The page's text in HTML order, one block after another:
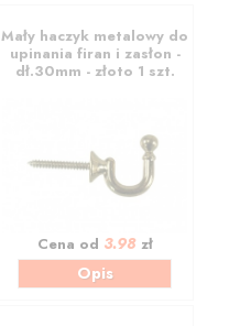
Mały haczyk metalowy do
upinania firan i zasłon -
dł.30mm - złoto 1 szt.
Cena od 3.98zł
Opis